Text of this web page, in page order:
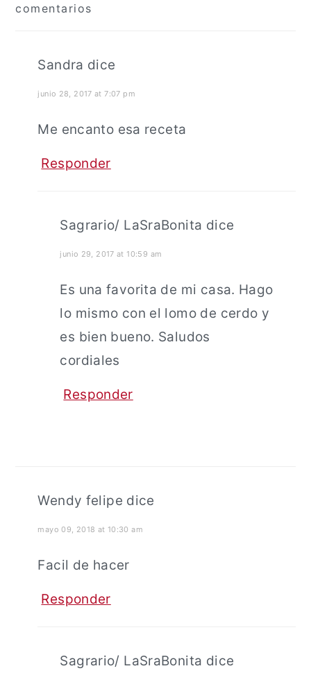
con
lectores
comentarios
Sandra dice
junio 28, 2017 at 7:07 pm
Me encanto esa receta
Responder
Sagrario/ LaSraBonita dice
junio 29, 2017 at 10:59 am
Es una favorita de mi casa. Hago
lo mismo con el lomo de cerdo y
es bien bueno. Saludos
cordiales
Responder
Wendy felipe dice
mayo 09, 2018 at 10:30 am
Facil de hacer
Responder
Sagrario/ LaSraBonita dice